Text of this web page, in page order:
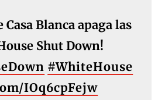
Blanca apaga las
Shut Down!
#WhiteHouse
IOq6cpFejw